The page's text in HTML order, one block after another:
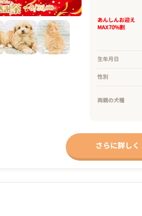
あんしんお迎え
MAX70%割
生年月日
性別
両親の犬種
さらに詳しく